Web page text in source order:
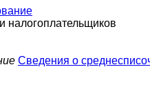
Сведения о